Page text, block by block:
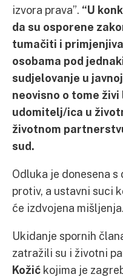
izvora prava”. “U
da su osporene
tumačiti i
osobama pod
sudjelovanje u
neovisno o tome
udomitelj/ica u
životnom
sud.
Odluka je donesena
protiv, a ustavni suci
će izdvojena mišljenja.
Ukidanje spornih
zatražili su i životni
Kožić kojima je